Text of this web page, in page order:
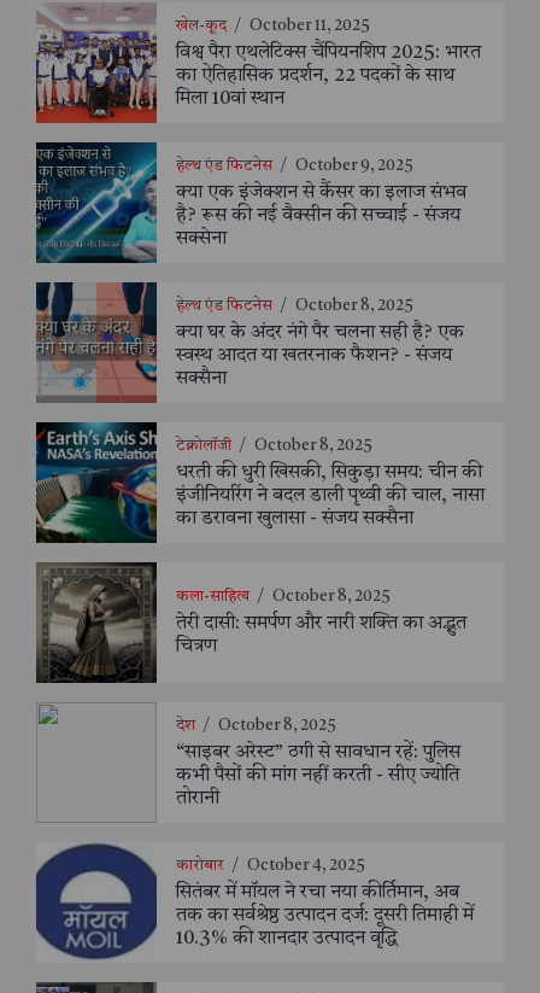
खेल-कूद / October 11, 2025
विश्व पैरा एथलेटिक्स चैंपियनशिप 2025: भारत
का ऐतिहासिक प्रदर्शन, 22 पदकों के साथ
मिला 10वां स्थान
हेल्थ एंड फिटनेस / October 9, 2025
क्या एक इंजेक्शन से कैंसर का इलाज संभव
है? रूस की नई वैक्सीन की सच्चाई - संजय
सक्सेना
हेल्थ एंड फिटनेस / October 8, 2025
क्या घर के अंदर नंगे पैर चलना सही है? एक
स्वस्थ आदत या खतरनाक फैशन? - संजय
सक्सैना
टेक्नोलॉजी / October 8, 2025
धरती की धुरी खिसकी, सिकुड़ा समय: चीन की
इंजीनियरिंग ने बदल डाली पृथ्वी की चाल, नासा
का डरावना खुलासा - संजय सक्सैना
कला-साहित्य / October 8, 2025
तेरी दासी: समर्पण और नारी शक्ति का अद्भुत
चित्रण
देश / October 8, 2025
“साइबर अरेस्ट” ठगी से सावधान रहें: पुलिस
कभी पैसों की मांग नहीं करती - सीए ज्योति
तोरानी
कारोबार / October 4, 2025
सितंबर में मॉयल ने रचा नया कीर्तिमान, अब
तक का सर्वश्रेष्ठ उत्पादन दर्ज: दूसरी तिमाही में
10.3% की शानदार उत्पादन वृद्धि